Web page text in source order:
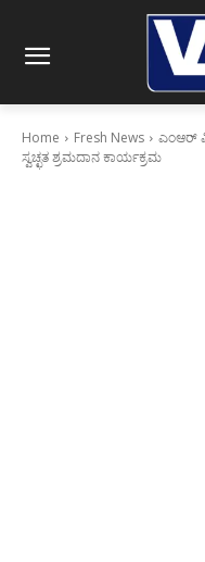
Home Fresh News
ಎಂಆರ್
ಸ್ವಚ್ಛತ ಶ್ರಮದಾನ ಕಾರ್ಯಕ್ರಮ